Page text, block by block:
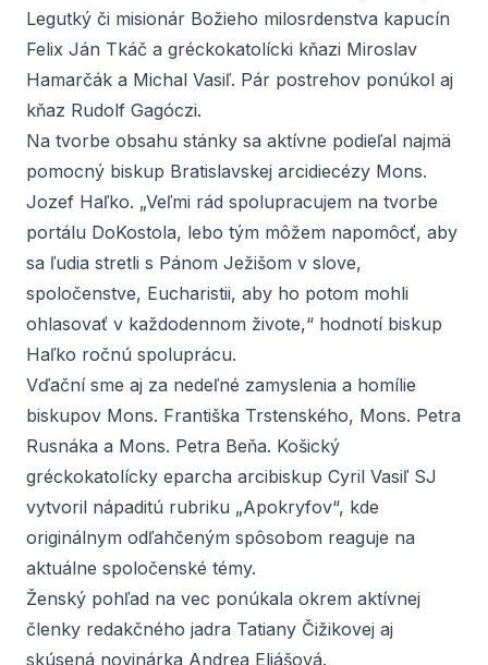
Legutký či misionár Božieho milosrdenstva kapucín
Felix Ján Tkáč a gréckokatolícki kňazi Miroslav
Hamarčák a Michal Vasiľ. Pár postrehov ponúkol aj
kňaz Rudolf Gagóczi.
Na tvorbe obsahu stánky sa aktívne podieľal najmä
pomocný biskup Bratislavskej arcidiecézy Mons.
Jozef Haľko. „Veľmi rád spolupracujem na tvorbe
portálu DoKostola, lebo tým môžem napomôcť, aby
sa ľudia stretli s Pánom Ježišom v slove,
spoločenstve, Eucharistii, aby ho potom mohli
ohlasovať v každodennom živote,“ hodnotí biskup
Haľko ročnú spoluprácu.
Vďační sme aj za nedeľné zamyslenia a homílie
biskupov Mons. Františka Trstenského, Mons. Petra
Rusnáka a Mons. Petra Beňa. Košický
gréckokatolícky eparcha arcibiskup Cyril Vasiľ SJ
vytvoril nápaditú rubriku „Apokryfov“, kde
originálnym odľahčeným spôsobom reaguje na
aktuálne spoločenské témy.
Ženský pohľad na vec ponúkala okrem aktívnej
členky redakčného jadra Tatiany Čižikovej aj
skúsená novinárka Andrea Eliášová.